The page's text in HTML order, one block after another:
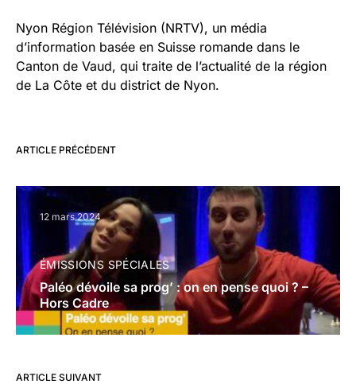
Nyon Région Télévision (NRTV), un média
d’information basée en Suisse romande dans le
Canton de Vaud, qui traite de l’actualité de la région
de La Côte et du district de Nyon.
ARTICLE PRÉCÉDENT
12 mars 2024
ÉMISSIONS SPÉCIALES
Paléo dévoile sa prog’ : on en pense quoi ? –
Hors Cadre
ARTICLE SUIVANT